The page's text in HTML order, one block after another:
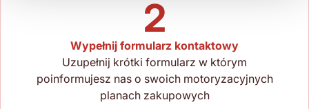
2
Wypełnij formularz kontaktowy
Uzupełnij krótki formularz w którym
poinformujesz nas o swoich motoryzacyjnych
planach zakupowych